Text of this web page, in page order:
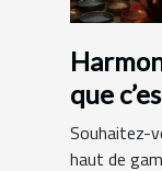
que
Souhaitez-
haut de